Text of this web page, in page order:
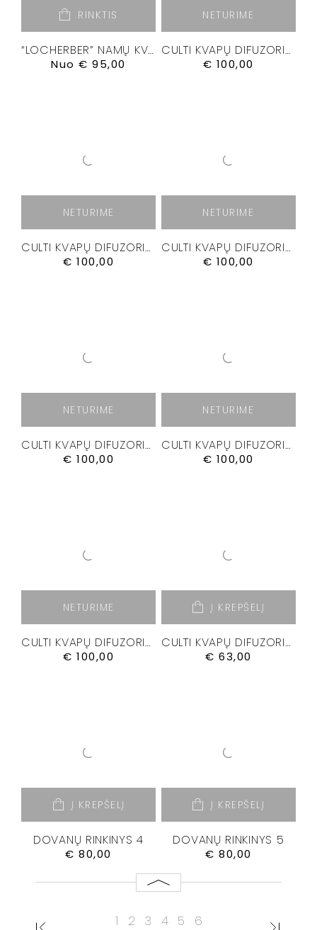
RINKTIS
“LOCHERBER” NAMŲ KVAPŲ DIFUZORIUS”VENETIAE”
Nuo€ 95,00
NETURIME
CULTI KVAPŲ DIFUZORIUS ” CHROMIA III” 500 ML.
€ 100,00
NETURIME
CULTI KVAPŲ DIFUZORIUS “CHROMIA I” 500 ML
€ 100,00
NETURIME
CULTI KVAPŲ DIFUZORIUS “CHROMIA II” 500 ML
€ 100,00
NETURIME
CULTI KVAPŲ DIFUZORIUS “DELICIA” 500 ML.
€ 100,00
NETURIME
CULTI KVAPŲ DIFUZORIUS “GRATIA” 500 ML.
€ 100,00
NETURIME
CULTI KVAPŲ DIFUZORIUS “MALIA” 500 ML.
€ 100,00
Į KREPŠELĮ
CULTI KVAPŲ DIFUZORIUS “MEDITERRANEA” 250ML.
€ 63,00
Į KREPŠELĮ
DOVANŲ RINKINYS 4
€ 80,00
Į KREPŠELĮ
DOVANŲ RINKINYS 5
€ 80,00
1 2 3 4 5 6